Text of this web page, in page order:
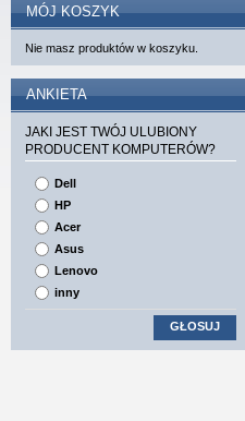
MÓJ KOSZYK
Nie masz produktów w koszyku.
ANKIETA
JAKI JEST TWÓJ ULUBIONY
PRODUCENT KOMPUTERÓW?
Dell
HP
Acer
Asus
Lenovo
inny
GŁOSUJ